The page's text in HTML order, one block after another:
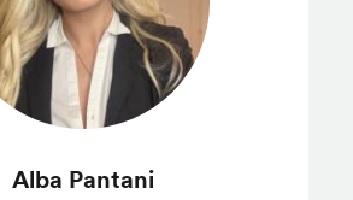
Alba Pantani